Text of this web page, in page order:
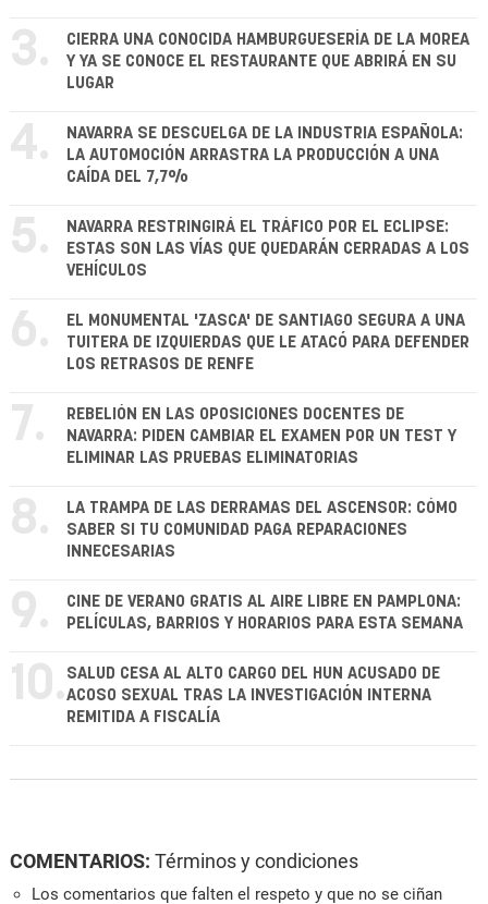
3.
CIERRA UNA CONOCIDA HAMBURGUESERÍA DE LA MOREA
Y YA SE CONOCE EL RESTAURANTE QUE ABRIRÁ EN SU
LUGAR
4.
NAVARRA SE DESCUELGA DE LA INDUSTRIA ESPAÑOLA:
LA AUTOMOCIÓN ARRASTRA LA PRODUCCIÓN A UNA
CAÍDA DEL 7,7%
5.
NAVARRA RESTRINGIRÁ EL TRÁFICO POR EL ECLIPSE:
ESTAS SON LAS VÍAS QUE QUEDARÁN CERRADAS A LOS
VEHÍCULOS
6.
EL MONUMENTAL 'ZASCA' DE SANTIAGO SEGURA A UNA
TUITERA DE IZQUIERDAS QUE LE ATACÓ PARA DEFENDER
LOS RETRASOS DE RENFE
7.
REBELIÓN EN LAS OPOSICIONES DOCENTES DE
NAVARRA: PIDEN CAMBIAR EL EXAMEN POR UN TEST Y
ELIMINAR LAS PRUEBAS ELIMINATORIAS
8.
LA TRAMPA DE LAS DERRAMAS DEL ASCENSOR: CÓMO
SABER SI TU COMUNIDAD PAGA REPARACIONES
INNECESARIAS
9.
CINE DE VERANO GRATIS AL AIRE LIBRE EN PAMPLONA:
PELÍCULAS, BARRIOS Y HORARIOS PARA ESTA SEMANA
10. SALUD CESA AL ALTO CARGO DEL HUN ACUSADO DE
ACOSO SEXUAL TRAS LA INVESTIGACIÓN INTERNA
REMITIDA A FISCALÍA
COMENTARIOS: Términos y condiciones
Los comentarios que falten el respeto y que no se ciñan